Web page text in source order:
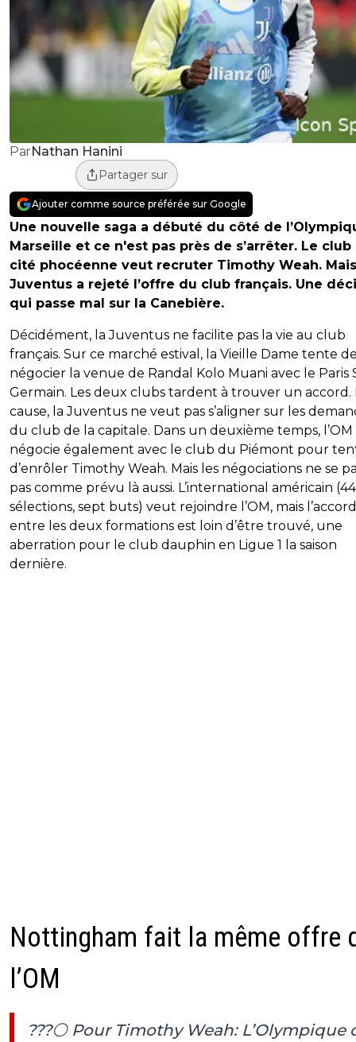
ParNathan Hanini
Partager sur
Ajouter comme source préférée sur Google
Une nouvelle saga a débuté du côté de
Marseille et ce n'est pas près de s’arrêter. Le club
cité phocéenne veut recruter Timothy Weah.
Juventus a rejeté l’offre du club français. Une
qui passe mal sur la Canebière.
Décidément, la Juventus ne facilite pas la vie au club
français. Sur ce marché estival, la Vieille Dame tente
négocier la venue de Randal Kolo Muani avec le Paris
Germain. Les deux clubs tardent à trouver un accord.
cause, la Juventus ne veut pas s’aligner sur les
du club de la capitale. Dans un deuxième temps, l’OM
négocie également avec le club du Piémont pour
d’enrôler Timothy Weah. Mais les négociations ne se
pas comme prévu là aussi. L’international américain (44
sélections, sept buts) veut rejoindre l’OM, mais l’accord
entre les deux formations est loin d’être trouvé, une
aberration pour le club dauphin en Ligue 1 la saison
dernière.
Nottingham fait la même offre
l’OM
???⚪️ Pour Timothy Weah: L’Olympique